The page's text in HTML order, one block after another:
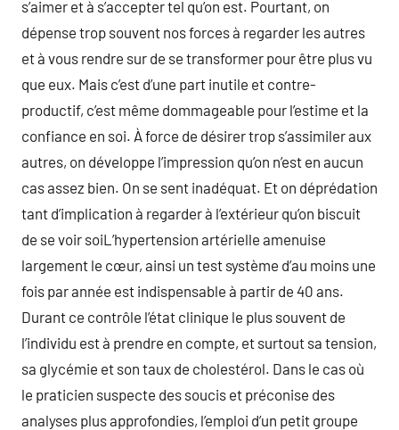
s’aimer et à s’accepter tel qu’on est. Pourtant, on
dépense trop souvent nos forces à regarder les autres
et à vous rendre sur de se transformer pour être plus vu
que eux. Mais c’est d’une part inutile et contre-
productif, c’est même dommageable pour l’estime et la
confiance en soi. À force de désirer trop s’assimiler aux
autres, on développe l’impression qu’on n’est en aucun
cas assez bien. On se sent inadéquat. Et on déprédation
tant d’implication à regarder à l’extérieur qu’on biscuit
de se voir soiL’hypertension artérielle amenuise
largement le cœur, ainsi un test système d’au moins une
fois par année est indispensable à partir de 40 ans.
Durant ce contrôle l’état clinique le plus souvent de
l’individu est à prendre en compte, et surtout sa tension,
sa glycémie et son taux de cholestérol. Dans le cas où
le praticien suspecte des soucis et préconise des
analyses plus approfondies, l’emploi d’un petit groupe